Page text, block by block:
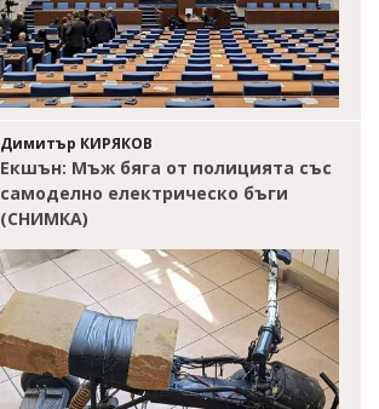
Димитър КИРЯКОВ
Екшън: Мъж бяга от полицията със
самоделно електрическо бъги
(СНИМКА)